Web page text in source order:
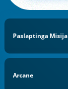
Paslaptinga Misija
Arcane